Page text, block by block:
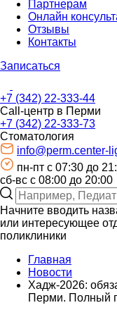
Партнерам
Онлайн
Отзывы
Контакты
Записаться
+7 (342) 22-333-44
Call-центр в Перми
+7 (342) 22-333-73
Стоматология
info@perm.center-
пн-пт c 07:30 до
сб-вс с 08:00 до 20:00
Начните вводить
или интересующее
поликлиники
Главная
Новости
Хадж-2026:
Перми. Полный